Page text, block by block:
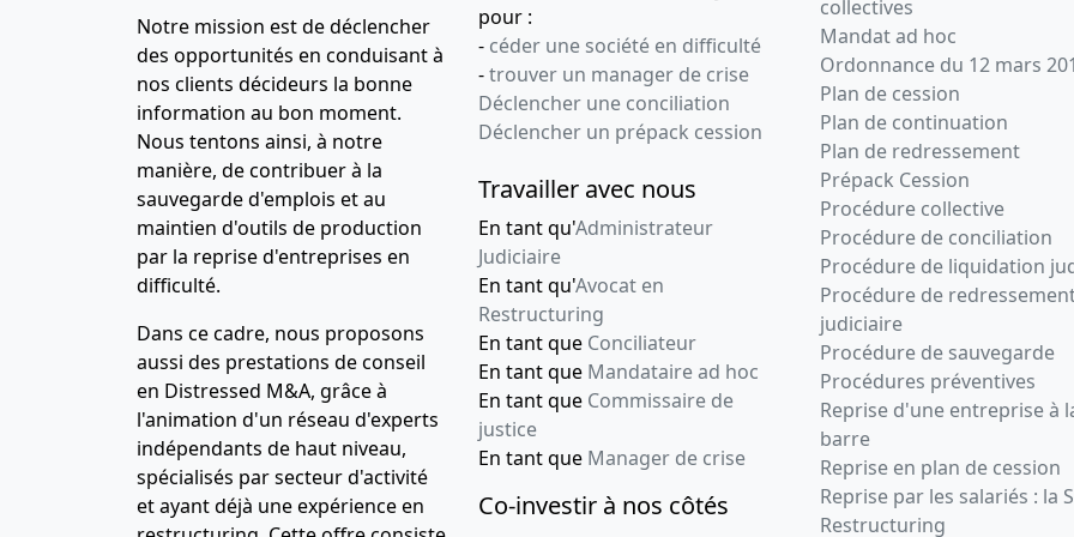
Notre mission est de déclencher
des opportunités en conduisant à
nos clients décideurs la bonne
information au bon moment.
Nous tentons ainsi, à notre
manière, de contribuer à la
sauvegarde d'emplois et au
maintien d'outils de production
par la reprise d'entreprises en
difficulté.
Dans ce cadre, nous proposons
aussi des prestations de conseil
en Distressed M&A, grâce à
l'animation d'un réseau d'experts
indépendants de haut niveau,
spécialisés par secteur d'activité
et ayant déjà une expérience en
pour :
- céder une société en difficulté
-trouver un manager de crise
Déclencher une conciliation
Déclencher un prépack cession
Travailler avec nous
En tant qu'Administrateur
Judiciaire
En tant qu'Avocat en
Restructuring
En tant que Conciliateur
En tant que Mandataire ad hoc
En tant que Commissaire de
justice
En tant que Manager de crise
Co-investir à nos côtés
collectives
Mandat ad hoc
Ordonnance du 12 mars
Plan de cession
Plan de continuation
Plan de redressement
Prépack Cession
Procédure collective
Procédure de conciliation
Procédure de liquidation
Procédure de
judiciaire
Procédure de sauvegarde
Procédures préventives
Reprise d'une entreprise à
barre
Reprise en plan de cession
Reprise par les salariés : la
Restructuring